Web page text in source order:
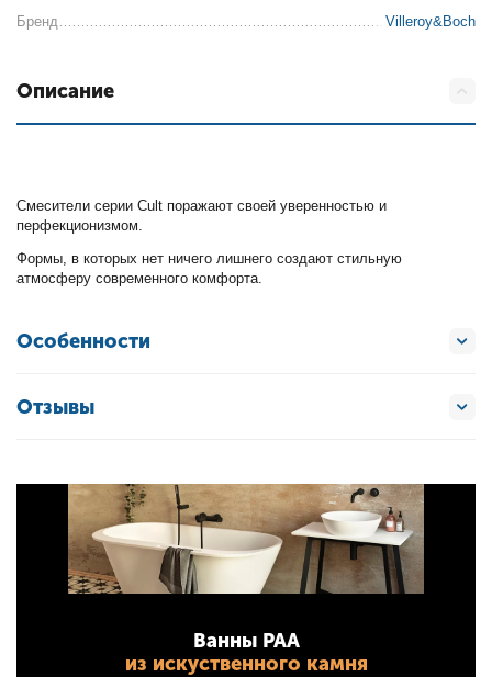
Бренд Villeroy&Boch
Описание
Смесители серии Cult поражают своей уверенностью и
перфекционизмом.
Формы, в которых нет ничего лишнего создают стильную
атмосферу современного комфорта.
Особенности
Отзывы
Ванны PAA
из искуственного камня